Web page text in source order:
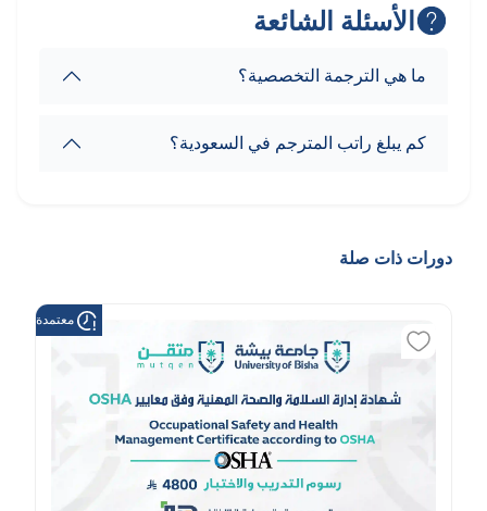
الأسئلة الشائعة
ما هي الترجمة التخصصية؟
كم يبلغ راتب المترجم في السعودية؟
دورات ذات صلة
معتمدة من